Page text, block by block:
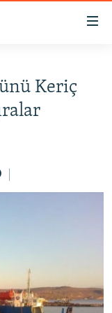
Keriç